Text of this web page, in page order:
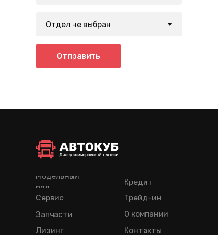
Отправить
Лизинг
Кредит
Трейд-ин
Модельный
ряд
Сервис
Запчасти
О компании
Контакты